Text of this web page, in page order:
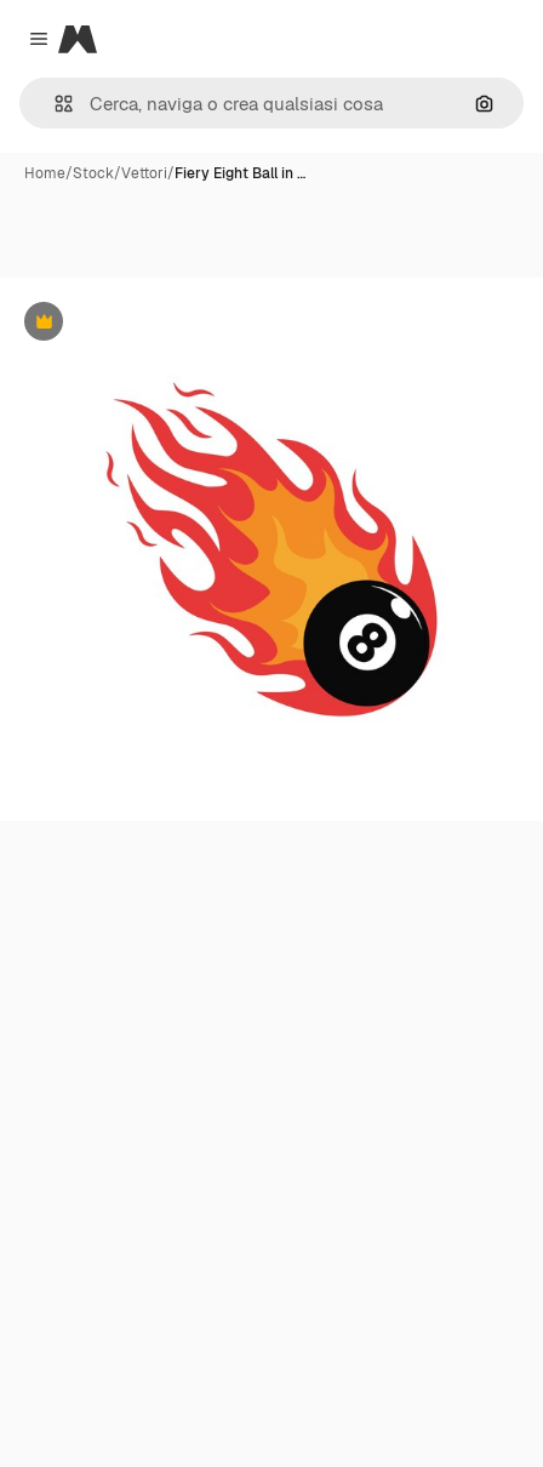
Close menu
Magnific
Cerca
Home/Stock/Vettori/Fiery Eight Ball in …
Premium